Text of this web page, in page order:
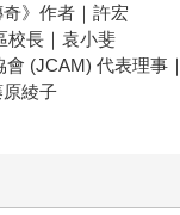
奇》作者｜許宏
校長｜袁小斐
(JCAM) 代表理事
原綾子